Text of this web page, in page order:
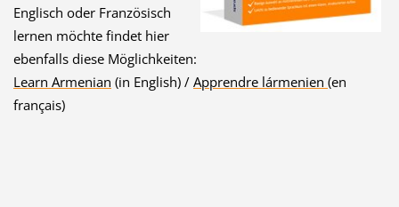
Englisch oder Französisch
lernen möchte findet hier
ebenfalls diese Möglichkeiten:
Learn Armenian (in English) / Apprendre lármenien (en
français)